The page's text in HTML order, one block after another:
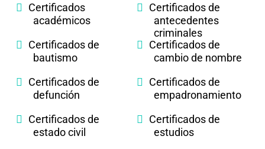
Certificados
académicos
Certificados de
antecedentes
criminales
Certificados de
bautismo
Certificados de
cambio de nombre
Certificados de
defunción
Certificados de
empadronamiento
Certificados de
estado civil
Certificados de
estudios